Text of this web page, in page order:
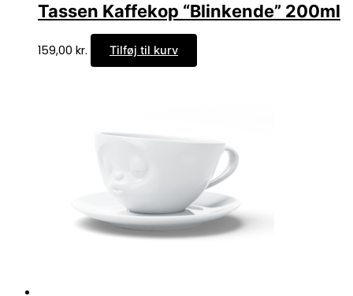
Tassen Kaffekop “Blinkende” 200ml
159,00 kr. Tilføj til kurv